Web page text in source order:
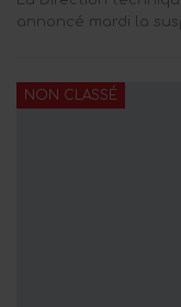
annoncé mardi la
NON CLASSÉ